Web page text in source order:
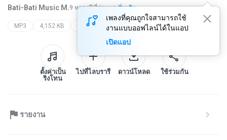
เพลงที่คุณถูกใจสามารถใช้
งานแบบออฟไลน์ได้ในแอป
เปิดแอป
Bati-Bati Music M.9 หลายปีที่ผ่านมาเพิ่มเติม...
MP3 4,152 KB Pop d`masiv with raef (bati-bati music)
ตั้งค่าเป็น
ริงโทน
ไปที่ไลบรารี ดาวน์โหลด ใช้ร่วมกัน
รายงาน